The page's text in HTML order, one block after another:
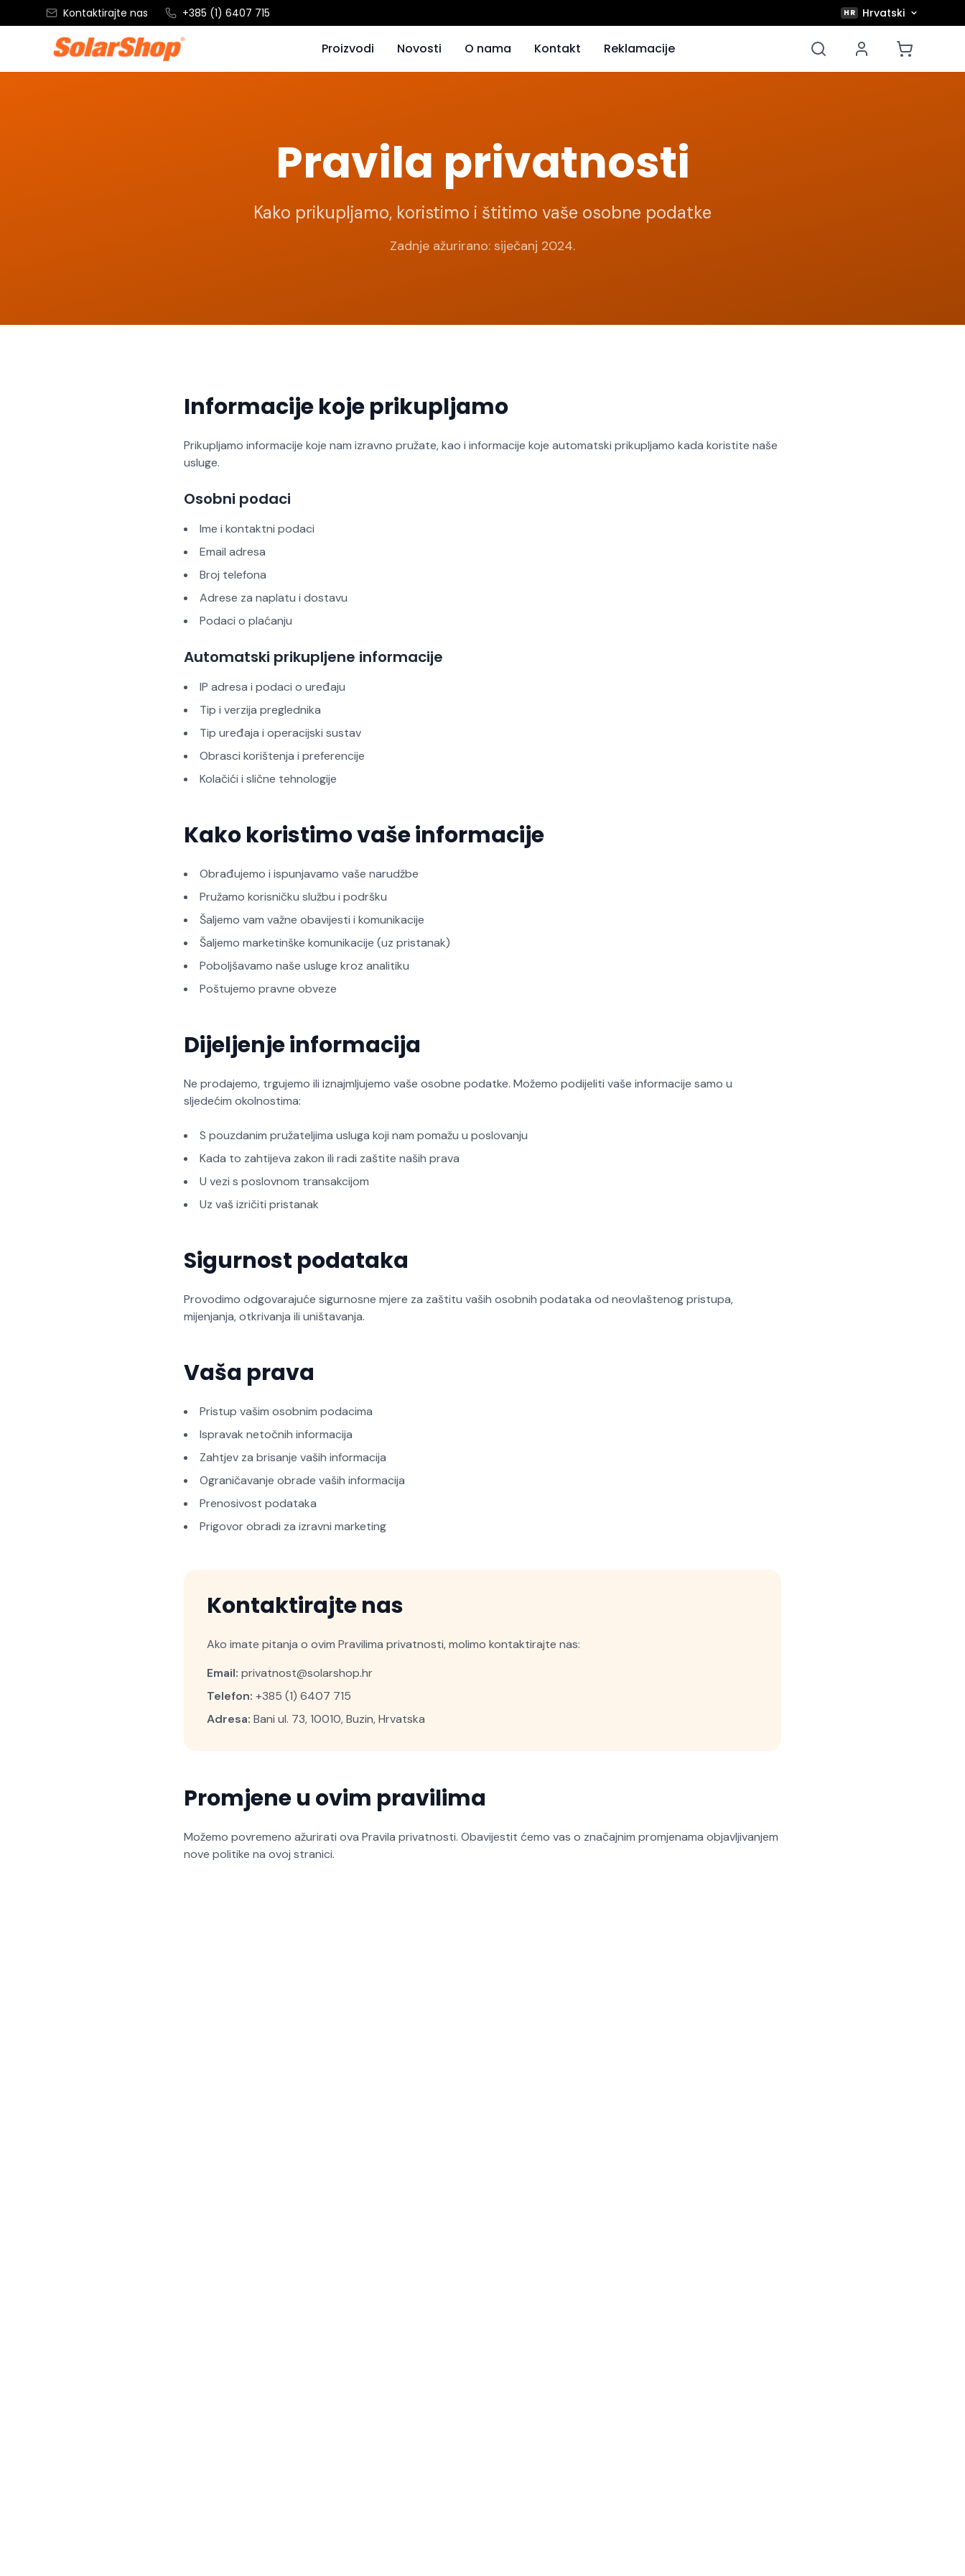
Kontaktirajte nas +385 (1) 6407 715 HR Hrvatski
Proizvodi Novosti O nama Kontakt Reklamacije
Pravila privatnosti
Kako prikupljamo, koristimo i štitimo vaše osobne podatke
Zadnje ažurirano: siječanj 2024.
Informacije koje prikupljamo
Prikupljamo informacije koje nam izravno pružate, kao i informacije koje automatski prikupljamo kada koristite naše
usluge.
Osobni podaci
Ime i kontaktni podaci
Email adresa
Broj telefona
Adrese za naplatu i dostavu
Podaci o plaćanju
Automatski prikupljene informacije
IP adresa i podaci o uređaju
Tip i verzija preglednika
Tip uređaja i operacijski sustav
Obrasci korištenja i preferencije
Kolačići i slične tehnologije
Kako koristimo vaše informacije
Obrađujemo i ispunjavamo vaše narudžbe
Pružamo korisničku službu i podršku
Šaljemo vam važne obavijesti i komunikacije
Šaljemo marketinške komunikacije (uz pristanak)
Poboljšavamo naše usluge kroz analitiku
Poštujemo pravne obveze
Dijeljenje informacija
Ne prodajemo, trgujemo ili iznajmljujemo vaše osobne podatke. Možemo podijeliti vaše informacije samo u
sljedećim okolnostima:
S pouzdanim pružateljima usluga koji nam pomažu u poslovanju
Kada to zahtijeva zakon ili radi zaštite naših prava
U vezi s poslovnom transakcijom
Uz vaš izričiti pristanak
Sigurnost podataka
Provodimo odgovarajuće sigurnosne mjere za zaštitu vaših osobnih podataka od neovlaštenog pristupa,
mijenjanja, otkrivanja ili uništavanja.
Vaša prava
Pristup vašim osobnim podacima
Ispravak netočnih informacija
Zahtjev za brisanje vaših informacija
Ograničavanje obrade vaših informacija
Prenosivost podataka
Prigovor obradi za izravni marketing
Kontaktirajte nas
Ako imate pitanja o ovim Pravilima privatnosti, molimo kontaktirajte nas:
Email: privatnost@solarshop.hr
Telefon: +385 (1) 6407 715
Adresa: Bani ul. 73, 10010, Buzin, Hrvatska
Promjene u ovim pravilima
Možemo povremeno ažurirati ova Pravila privatnosti. Obavijestit ćemo vas o značajnim promjenama objavljivanjem
nove politike na ovoj stranici.